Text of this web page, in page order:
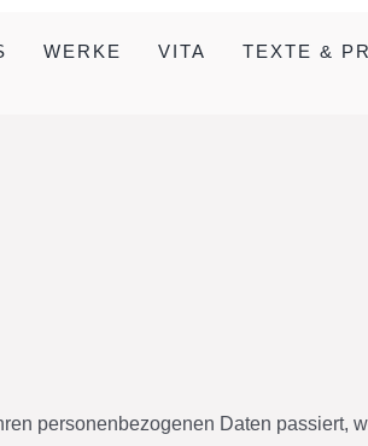
WERKE VITA TEXTE &
personenbezogenen Daten passiert,